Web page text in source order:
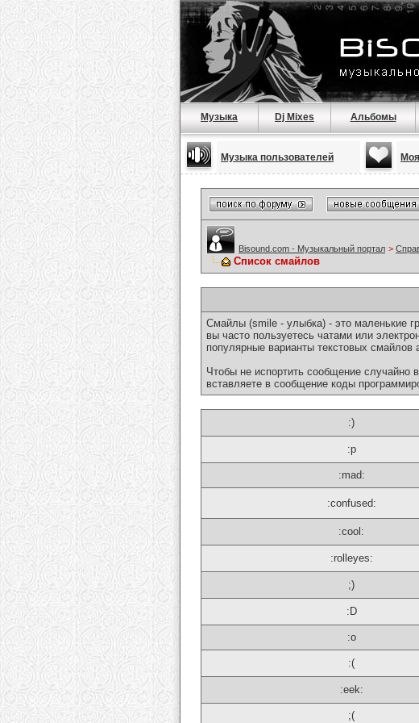
Музыка Dj Mixes Альбомы
Музыка пользователей
Bisound.com - Музыкальный портал >
Список смайлов
Смайлы (smile - улыбка) - это маленькие
вы часто пользуетесь чатами или
популярные варианты текстовых смайлов
Чтобы не испортить сообщение
вставляете в сообщение коды
:)
:p
:mad:
:confused:
:cool:
:rolleyes:
;)
:D
:o
:(
:eek:
;(